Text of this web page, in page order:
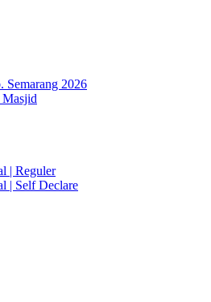
Semarang 2026
| Reguler
| Self Declare